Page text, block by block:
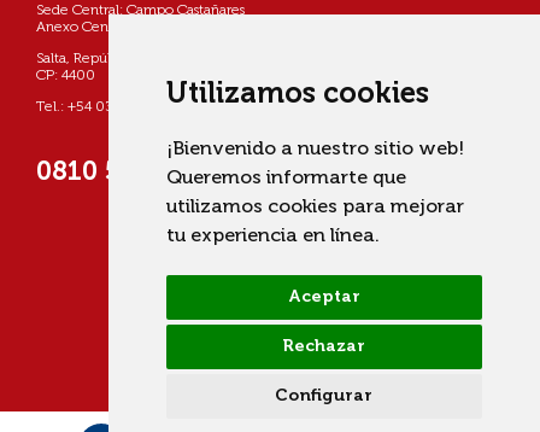
Utilizamos cookies
¡Bienvenido a nuestro sitio web!
Queremos informarte que
utilizamos cookies para mejorar
tu experiencia en línea.
Aceptar
Rechazar
Configurar
Sede Central: Campo Castañares
Anexo Centro: Pellegrini 790
Salta, República Argentina
CP: 4400
Tel.: +54 0387 4268800
0810 555 822725 (UCASAL)